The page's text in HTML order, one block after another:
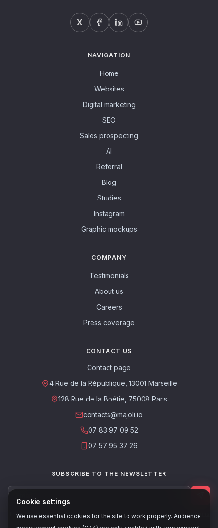
Cookie settings
We use essential cookies for the site to work properly. Audience
X
NAVIGATION
Home
Websites
Digital marketing
SEO
Sales prospecting
AI
Referral
Blog
Studies
Instagram
Graphic mockups
COMPANY
Testimonials
About us
Careers
Press coverage
CONTACT US
Contact page
4 Rue de la République, 13001 Marseille
128 Rue de la Boétie, 75008 Paris
contacts@majoli.io
07 83 97 09 52
07 57 95 37 26
SUBSCRIBE TO THE NEWSLETTER
This site is protected by reCAPTCHA. The Google Privacy Policy and Terms